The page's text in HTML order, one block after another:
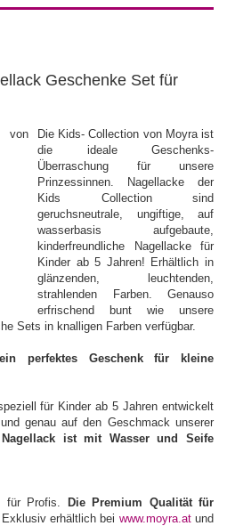
Geschenke Set für
Die Kids- Collection von Moyra ist
die ideale Geschenks-
Überraschung für unsere
Prinzessinnen. Nagellacke der
Kids Collection sind
geruchsneutrale, ungiftige, auf
wasserbasis aufgebaute,
kinderfreundliche Nagellacke für
Kinder ab 5 Jahren! Erhältlich in
glänzenden, leuchtenden,
strahlenden Farben. Genauso
erfrischend bunt wie unsere
Sets in knalligen Farben verfügbar.
perfektes Geschenk für kleine
für Kinder ab 5 Jahren entwickelt
genau auf den Geschmack unserer
ist mit Wasser und Seife
für Profis. Die Premium Qualität für
Exklusiv erhältlich bei www.moyra.atund